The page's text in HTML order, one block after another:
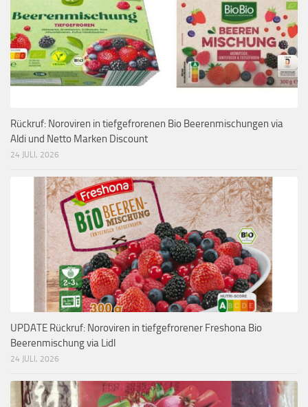
Rückruf: Noroviren in tiefgefrorenen Bio Beerenmischungen via
Aldi und Netto Marken Discount
24 JULI, 2026
UPDATE Rückruf: Noroviren in tiefgefrorener Freshona Bio
Beerenmischung via Lidl
24 JULI, 2026